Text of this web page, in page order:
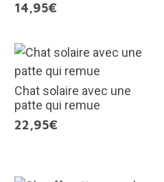
14,95€
Chat solaire avec une
patte qui remue
22,95€